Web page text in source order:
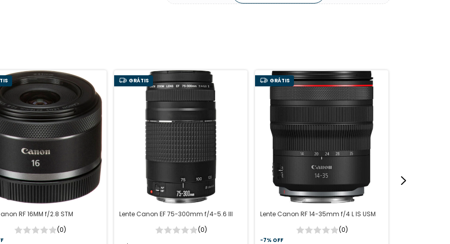
RF 16MM f/2.8 STM
(0)
GRÁTIS
Lente Canon EF 75-300mm f/4-5.6 III
(0)
GRÁTIS
Lente Canon RF 14-35mm f/4 L IS USM
(0)
-7% OFF